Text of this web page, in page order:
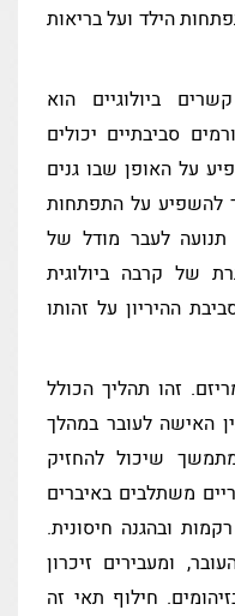
הילד ועל בריאות
ביולוגיים הוא
סביבתיים יכולים
על האופן שבו גנים
להשפיע על התפתחות
לעבר מודל של
של קרבה ביולוגית
ההיריון על זהותו
זהו תהליך הכולל
האישה לעובר במהלך
שיכול להחזיק
משתלבים באיברים
ובהגנה חיסונית.
ומעבירים זיכרון
חילוף תאי זה